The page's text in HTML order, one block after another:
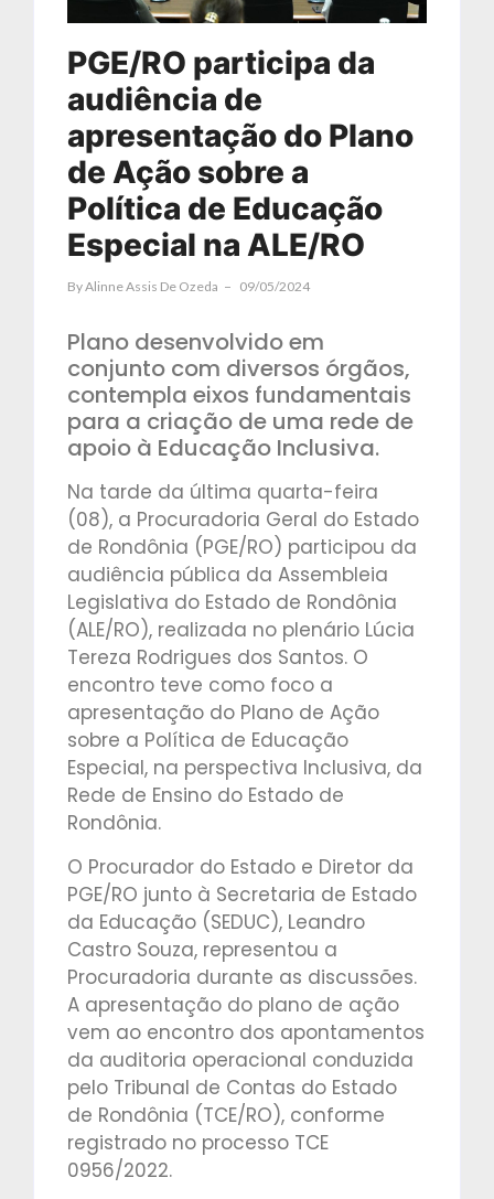
PGE/RO participa da
audiência de
apresentação do Plano
de Ação sobre a
Política de Educação
Especial na ALE/RO
ByAlinne Assis De Ozeda 09/05/2024
Plano desenvolvido em
conjunto com diversos órgãos,
contempla eixos fundamentais
para a criação de uma rede de
apoio à Educação Inclusiva.
Na tarde da última quarta-feira
(08), a Procuradoria Geral do Estado
de Rondônia (PGE/RO) participou da
audiência pública da Assembleia
Legislativa do Estado de Rondônia
(ALE/RO), realizada no plenário Lúcia
Tereza Rodrigues dos Santos. O
encontro teve como foco a
apresentação do Plano de Ação
sobre a Política de Educação
Especial, na perspectiva Inclusiva, da
Rede de Ensino do Estado de
Rondônia.
O Procurador do Estado e Diretor da
PGE/RO junto à Secretaria de Estado
da Educação (SEDUC), Leandro
Castro Souza, representou a
Procuradoria durante as discussões.
A apresentação do plano de ação
vem ao encontro dos apontamentos
da auditoria operacional conduzida
pelo Tribunal de Contas do Estado
de Rondônia (TCE/RO), conforme
registrado no processo TCE
0956/2022.